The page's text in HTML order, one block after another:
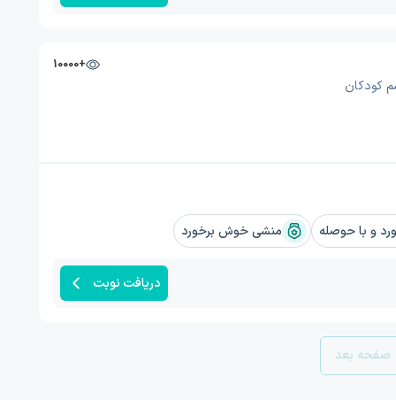
+10000
کودکان
و با حوصله منشی خوش برخورد
دریافت نوبت
صفحه بعد